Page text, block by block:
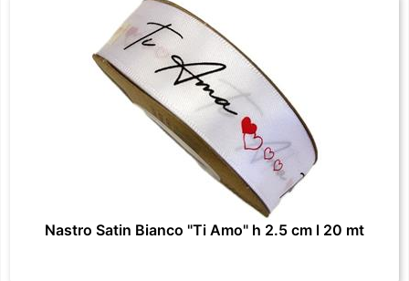
Nastro Satin Bianco "Ti Amo" h 2.5 cm l 20 mt